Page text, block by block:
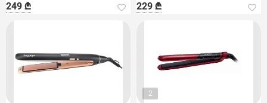
249 ₾ 229 ₾
2